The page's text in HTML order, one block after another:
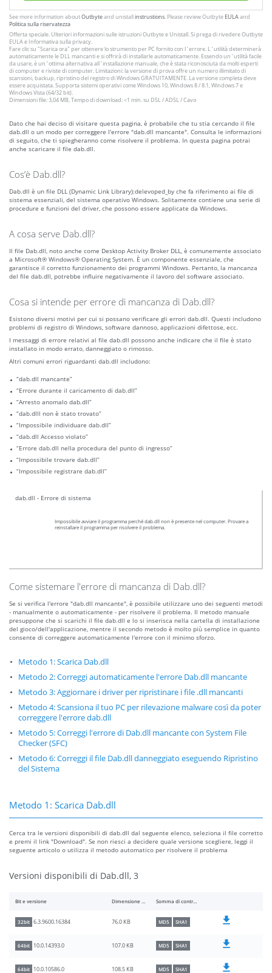
See more information aboutOutbyteand unistallinstrustions. Please review Outbyte EULAand
Politica sulla riservatezza
Offerta speciale. Ulteriori informazioni sulle istruzioniOutbytee Unistall. Si prega di rivedere Outbyte
EULAe Informativa sulla privacy.
Fare clic su "Scarica ora" per ottenere lo strumento per PC fornito con l`errore. L`utilità determinerà
automaticamente le DLL mancanti e si offrirà di installarle automaticamente. Essendo un`utilità facile
da usare, è un`ottima alternativa all`installazione manuale, che è stata riconosciuta da molti esperti
di computer e riviste di computer. Limitazioni: la versione di prova offre un numero illimitato di
scansioni, backup, ripristino del registro di Windows GRATUITAMENTE. La versione completa deve
essere acquistata. Supporta sistemi operativi come Windows 10, Windows 8 / 8.1, Windows 7 e
Windows Vista (64/32 bit).
Dimensioni file: 3,04 MB, Tempo di download: <1 min. su DSL / ADSL / Cavo
Dato che hai deciso di visitare questa pagina, è probabile che tu stia cercando il file
dab.dll o un modo per correggere l'errore "dab.dll mancante". Consulta le informazioni
di seguito, che ti spiegheranno come risolvere il problema. In questa pagina potrai
anche scaricare il file dab.dll.
Cos’è Dab.dll?
Dab.dll è un file DLL (Dynamic Link Library):delevoped_by che fa riferimento ai file di
sistema essenziali, del sistema operativo Windows. Solitamente contiene una serie di
procedure e funzioni del driver, che possono essere applicate da Windows.
A cosa serve Dab.dll?
Il file Dab.dll, noto anche come Desktop Activity Broker DLL, è comunemente associato
a Microsoft® Windows® Operating System. È un componente essenziale, che
garantisce il corretto funzionamento dei programmi Windows. Pertanto, la mancanza
del file dab.dll, potrebbe influire negativamente il lavoro del software associato.
Cosa si intende per errore di mancanza di Dab.dll?
Esistono diversi motivi per cui si possano verificare gli errori dab.dll. Questi includono
problemi di registro di Windows, software dannoso, applicazioni difettose, ecc.
I messaggi di errore relativi al file dab.dll possono anche indicare che il file è stato
installato in modo errato, danneggiato o rimosso.
Altri comuni errori riguardanti dab.dll includono:
“dab.dll mancante”
“Errore durante il caricamento di dab.dll”
“Arresto anomalo dab.dll”
“dab.dlll non è stato trovato”
“Impossibile individuare dab.dll”
“dab.dll Accesso violato”
“Errore dab.dll nella procedura del punto di ingresso”
“Impossibile trovare dab.dll”
“Impossibile registrare dab.dll”
dab.dll - Errore di sistema
Impossibile avviare il programma perché dab.dll non è presente nel computer. Provare a
reinstallare il programma per risolvere il problema.
Come sistemare l'errore di mancanza di Dab.dll?
Se si verifica l'errore "dab.dll mancante", è possibile utilizzare uno dei seguenti metodi
- manualmente o automaticamente - per risolvere il problema. Il metodo manuale
presuppone che si scarichi il file dab.dll e lo si inserisca nella cartella di installazione
del gioco/dell'applicazione, mentre il secondo metodo è molto più semplice in quanto
consente di correggere automaticamente l'errore con il minimo sforzo.
Metodo 1: Scarica Dab.dll
Metodo 2: Correggi automaticamente l'errore Dab.dll mancante
Metodo 3: Aggiornare i driver per ripristinare i file .dll mancanti
Metodo 4: Scansiona il tuo PC per rilevazione malware così da poter
correggere l'errore dab.dll
Metodo 5: Correggi l'errore di Dab.dll mancante con System File
Checker (SFC)
Metodo 6: Correggi il file Dab.dll danneggiato eseguendo Ripristino
del Sistema
Metodo 1: Scarica Dab.dll
Cerca tra le versioni disponibili di dab.dll dal seguente elenco, seleziona il file corretto
e premi il link "Download". Se non riesci a decidere quale versione scegliere, leggi il
seguente articolo o utilizza il metodo automatico per risolvere il problema
Versioni disponibili di Dab.dll, 3
Bit e versione Dimensione del file Somma di controllo
32bit 6.3.9600.16384 76.0 KB MD5 SHA1
64bit 10.0.14393.0 107.0 KB MD5 SHA1
64bit 10.0.10586.0 108.5 KB MD5 SHA1